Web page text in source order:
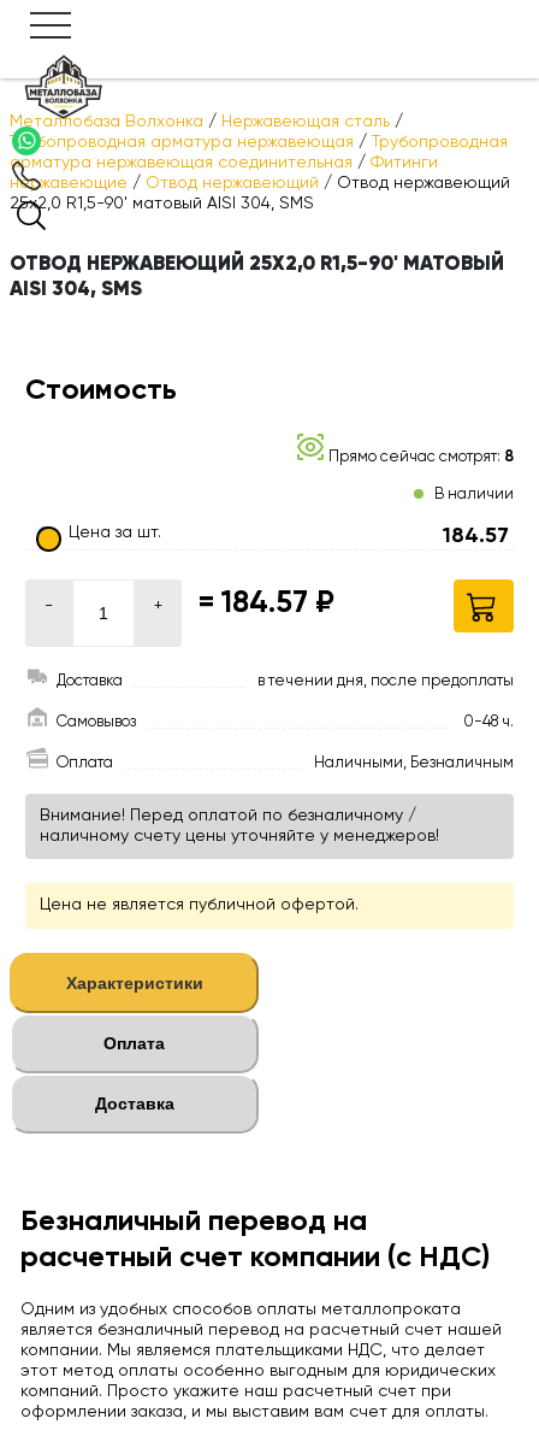
Металлобаза Волхонка / Нержавеющая сталь /
Трубопроводная арматура нержавеющая /
Трубопроводная
арматура нержавеющая соединительная / Фитинги
нержавеющие / Отвод нержавеющий / Отвод нержавеющий
25х2,0 R1,5-90' матовый AISI 304, SMS
ОТВОД НЕРЖАВЕЮЩИЙ 25Х2,0 R1,5-90' МАТОВЫЙ
AISI 304, SMS
Стоимость
Прямо сейчас смотрят: 8
В наличии
Цена за шт. 184.57
- + = 184.57 ₽
Доставка в течении дня, после предоплаты
Самовывоз 0-48 ч.
Оплата Наличными, Безналичным
Внимание! Перед оплатой по безналичному /
наличному счету цены уточняйте у менеджеров!
Цена не является публичной офертой.
Характеристики
Оплата
Доставка
Безналичный перевод на
расчетный счет компании (с НДС)
Одним из удобных способов оплаты металлопроката
является безналичный перевод на расчетный счет нашей
компании. Мы являемся плательщиками НДС, что делает
этот метод оплаты особенно выгодным для юридических
компаний. Просто укажите наш расчетный счет при
оформлении заказа, и мы выставим вам счет для оплаты.